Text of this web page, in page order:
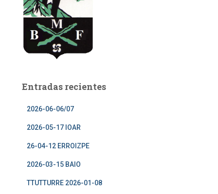
Entradas recientes
2026-06-06/07
2026-05-17 IOAR
26-04-12 ERROIZPE
2026-03-15 BAIO
TTUTTURRE 2026-01-08